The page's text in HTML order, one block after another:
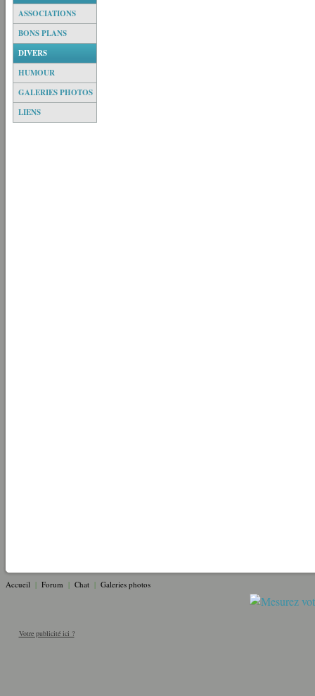
ASSOCIATIONS
BONS PLANS
DIVERS
HUMOUR
GALERIES PHOTOS
LIENS
Accueil | Forum | Chat | Galeries photos
Votre publicité ici ?